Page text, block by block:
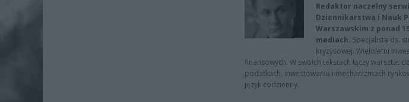
Redaktor naczelny
Dziennikarstwa i Nauk
Warszawskim z ponad
mediach. Specjalista ds.
kryzysowej. Wieloletni
finansowych. W swoich tekstach łączy warsztat
podatkach, inwestowaniu i mechanizmach
język codzienny.